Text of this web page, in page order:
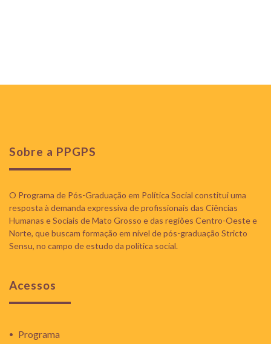
Sobre a PPGPS
O Programa de Pós-Graduação em Política Social constitui uma
resposta à demanda expressiva de profissionais das Ciências
Humanas e Sociais de Mato Grosso e das regiões Centro-Oeste e
Norte, que buscam formação em nível de pós-graduação Stricto
Sensu, no campo de estudo da política social.
Acessos
Programa